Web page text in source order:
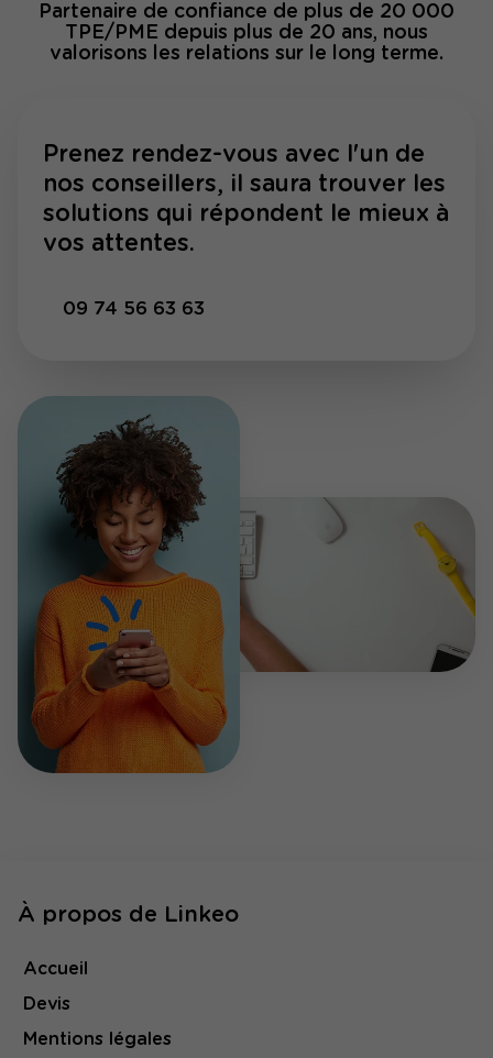
Partenaire de confiance de plus de 20 000
TPE/PME depuis plus de 20 ans, nous
valorisons les relations sur le long terme.
Prenez rendez-vous avec l'un de
nos conseillers, il saura trouver les
solutions qui répondent le mieux à
vos attentes.
09 74 56 63 63
À propos de Linkeo
Accueil
Devis
Mentions légales